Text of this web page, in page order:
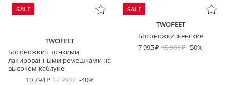
SALE
TWOFEET
Босоножки с тонкими
лакированными ремешками на
высоком каблуке
10 794
17 990 -40%
SALE
TWOFEET
Босоножки женские
7 995
15 990 -50%